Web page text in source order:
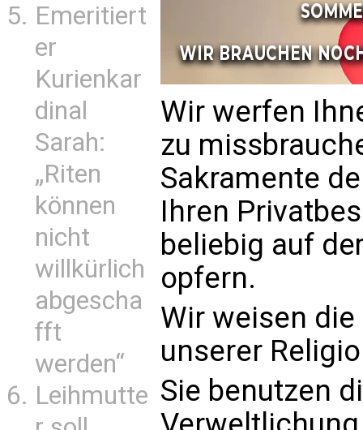
Emeritiert
er
Kurienkar
dinal
Sarah:
„Riten
können
nicht
willkürlich
abgescha
fft
werden“
Leihmutte
Wir werfen
zu
Sakramente
Ihren
beliebig auf
opfern.
Wir weisen
unserer
Sie benutzen